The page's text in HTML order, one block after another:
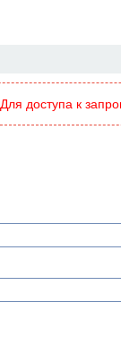
Для доступа к